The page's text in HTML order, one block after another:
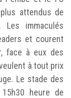
attendus de
Les immaculés
et courent
face à eux des
à tout prix
Le stade des
heure de